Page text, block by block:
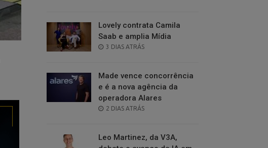
Lovely contrata Camila
Saab e amplia Mídia
POSTED
3 DIAS ATRÁS
Made vence concorrência
e é a nova agência da
operadora Alares
POSTED
2 DIAS ATRÁS
Leo Martinez, da V3A,